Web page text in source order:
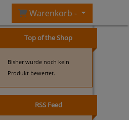
Warenkorb -
Top of the Shop
Bisher wurde noch kein
Produkt bewertet.
RSS Feed